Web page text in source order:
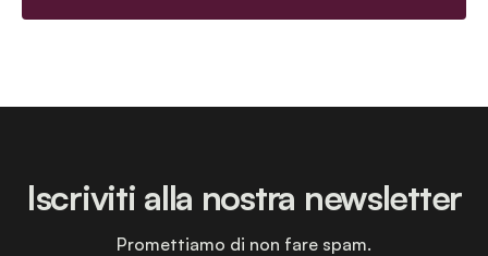
Iscriviti alla nostra newsletter
Promettiamo di non fare spam.